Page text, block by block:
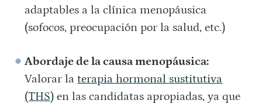
adaptables a la clínica menopáusica
(sofocos, preocupación por la salud, etc.)
Abordaje de la causa menopáusica:
Valorar laterapia hormonal sustitutiva
(THS) en las candidatas apropiadas, ya que